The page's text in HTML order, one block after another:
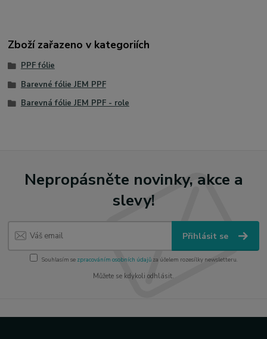
Zboží zařazeno v kategoriích
PPF fólie
Barevné fólie JEM PPF
Barevná fólie JEM PPF - role
Nepropásněte novinky, akce a
slevy!
Přihlásit se
Souhlasím se zpracováním osobních údajůza účelem rozesílky newsletteru.
Můžete se kdykoli odhlásit.